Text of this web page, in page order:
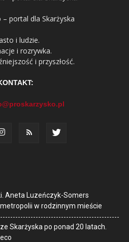
– portal dla Skarżyska
i ludzie.
i rozrywka.
i przyszłość.
Aneta Luzeńczyk-Somers
w rodzinnym mieście
Skarżyska po ponad 20 latach.